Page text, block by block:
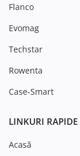
Flanco
Evomag
Techstar
Rowenta
Case-Smart
LINKURI RAPIDE
Acasă